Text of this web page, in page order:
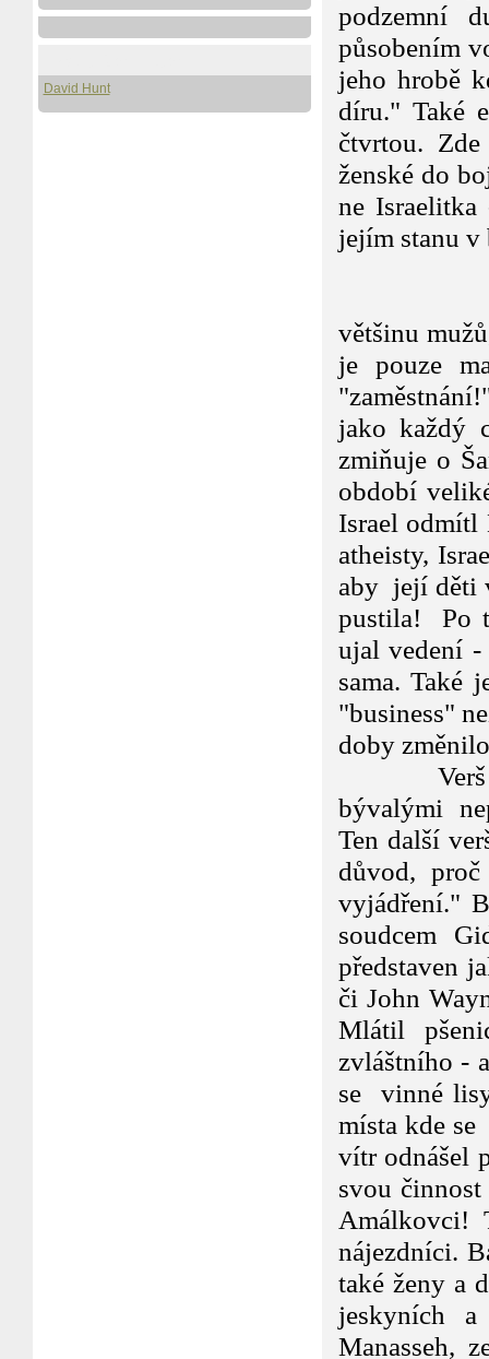
David Hunt
podzemní
působením
jeho hrobě
díru." Také
čtvrtou.
ženské do
ne
jejím stanu v
většinu
je pouze
jako každý
zmiňuje o
období
Israel
atheisty,
aby její děti
pustila! Po
ujal vedení
sama. Také
"business"
doby
Verš 5:19
bývalými
Ten další
důvod,
vyjádření."
soudcem
představen
či John
Mlátil
zvláštního -
se vinné
místa kde
vítr odnášel
svou
Amálkovci!
nájezdníci.
také ženy a
jeskyních
Manasseh,